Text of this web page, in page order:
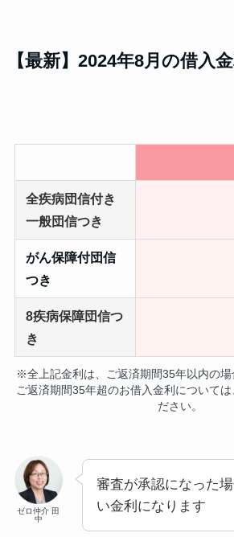
【最新】2024年8月の借入金
全疾病団信付き
一般団信つき
がん保障付団信
つき
8疾病保障団信つ
き
※全上記金利は、ご返済期間35年以内の場
ご返済期間35年超のお借入金利については
ださい。
ゼロ仲介 田
中
審査が承認になった
い金利になります